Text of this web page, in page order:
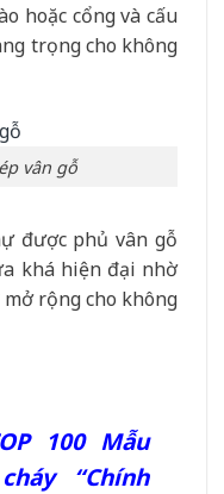
hoặc cổng và cấu
trọng cho không
vân gỗ
được phủ vân gỗ
khá hiện đại nhờ
rộng cho không
100 Mẫu
“Chính